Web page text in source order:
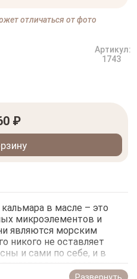
отличаться от фото
Артикул:
1743
₽
в масле – это
микроэлементов и
являются морским
никого не оставляет
и сами по себе, и в
различных